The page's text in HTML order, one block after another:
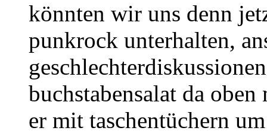
könnten wir uns denn
punkrock unterhalten,
buchstabensalat da
er mit taschentüchern